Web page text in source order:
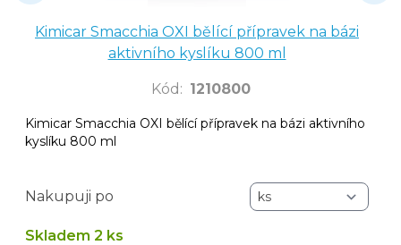
Kimicar Smacchia OXI bělící přípravek na bázi
aktivního kyslíku 800 ml
Kód : 1210800
Kimicar Smacchia OXI bělící přípravek na bázi aktivního
kyslíku 800 ml
Nakupuji po
Skladem 2 ks